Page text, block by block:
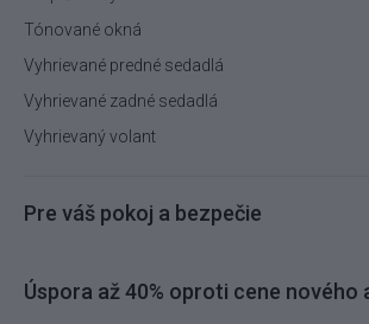
Tónované okná
Vyhrievané predné sedadlá
Vyhrievané zadné sedadlá
Vyhrievaný volant
Pre váš pokoj a bezpečie
Úspora až 40% oproti cene nového